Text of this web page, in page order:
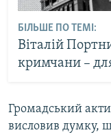
БІЛЬШЕ ПО ТЕМІ:
Віталій
кримчани –
Громадський
висловив думку,